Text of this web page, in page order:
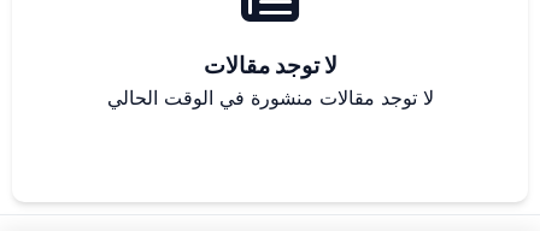
لا توجد مقالات
لا توجد مقالات منشورة في الوقت الحالي